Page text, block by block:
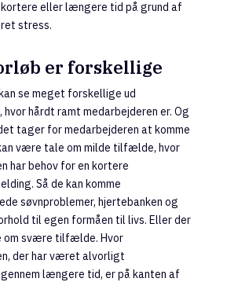
eller længere tid på grund af
stress.
er forskellige
se meget forskellige ud
hårdt ramt medarbejderen er. Og
tager for medarbejderen at komme
være tale om milde tilfælde, hvor
har behov for en kortere
Så de kan komme
søvnproblemer, hjertebanken og
til egen formåen til livs. Eller der
om svære tilfælde. Hvor
der har været alvorligt
længere tid, er på kanten af